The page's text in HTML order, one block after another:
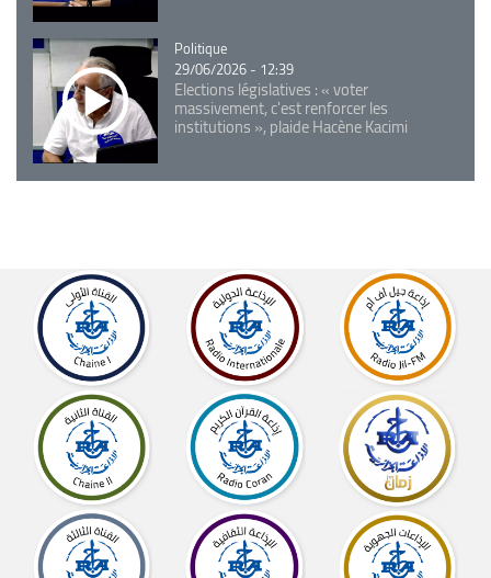
Catégorie
Politique
29/06/2026 - 12:39
Elections législatives : « voter
massivement, c'est renforcer les
institutions », plaide Hacène Kacimi